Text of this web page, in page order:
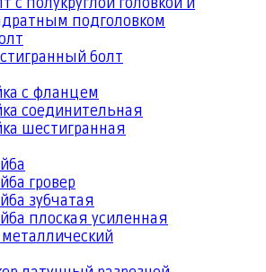
с полукруглой головкой и
подголовком
болт
с фланцем
соединительная
шестигранная
гровер
зубчатая
плоская усиленная